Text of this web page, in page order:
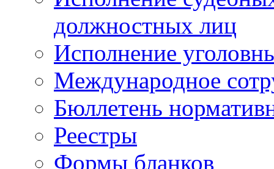
должностных лиц
Исполнение
Международное
Бюллетень
Реестры
Формы бланков